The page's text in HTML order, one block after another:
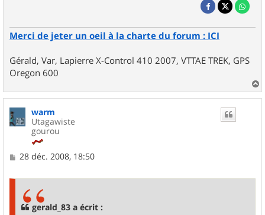
Merci de jeter un oeil à la charte du forum : ICI
Gérald, Var, Lapierre X-Control 410 2007, VTTAE TREK, GPS
Oregon 600
a
warm
Utagawiste
gourou
M
28 déc. 2008, 18:50
gerald_83 a écrit :